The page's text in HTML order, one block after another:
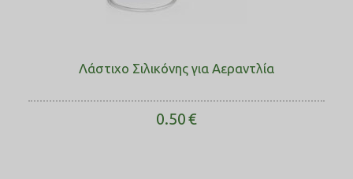
Λάστιχο Σιλικόνης για Αεραντλία
0.50€